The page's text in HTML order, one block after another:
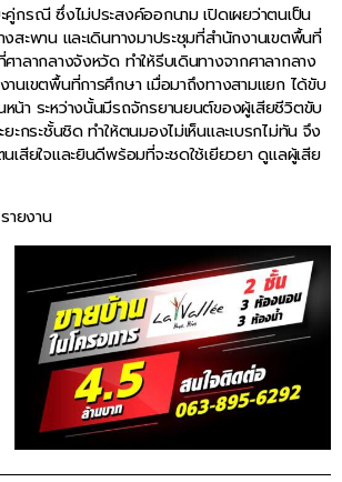
กรณี ซึ่งไม่ประสงค์ออกนาม เปิดเผยว่าตนเป็น
งสะพาน และเดินทางมาประชุมที่สำนักงานเขตพื้นที่
าลากลางจังหวัด ทำให้รีบเดินทางจากศาลากลาง
านเขตพื้นที่การศึกษา เมื่อมาถึงทางสามแยก ได้ขับ
น้า ระหว่างนั้นมีรถจักรยานยนต์ของผู้เสียชีวิตขับ
ะกระชั้นชิด ทำให้ตนมองไม่เห็นและเบรกไม่ทัน จึง
เสียใจและยินดีพร้อมที่จะชดใช้เยียวยา ดูแลผู้เสีย
ายงาน